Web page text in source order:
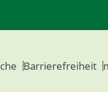
Barrierefreiheit